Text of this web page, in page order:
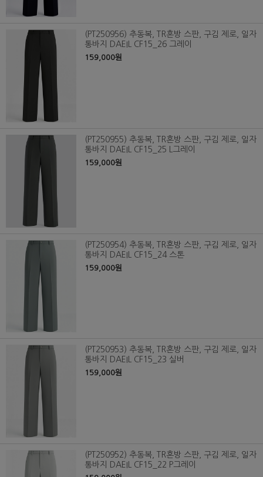
(PT250956) 추동복, TR혼방 스판, 구김 제로, 일자
통바지 DAEIL CF15_26 그레이
159,000원
(PT250955) 추동복, TR혼방 스판, 구김 제로, 일자
통바지 DAEIL CF15_25 L그레이
159,000원
(PT250954) 추동복, TR혼방 스판, 구김 제로, 일자
통바지 DAEIL CF15_24 스톤
159,000원
(PT250953) 추동복, TR혼방 스판, 구김 제로, 일자
통바지 DAEIL CF15_23 실버
159,000원
(PT250952) 추동복, TR혼방 스판, 구김 제로, 일자
통바지 DAEIL CF15_22 P그레이